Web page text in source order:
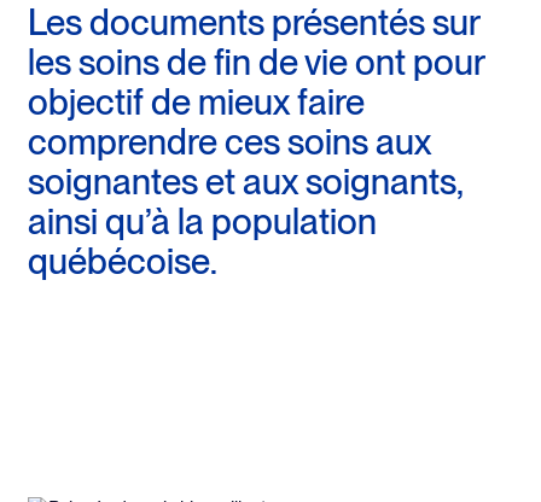
Les documents présentés sur
les soins de fin de vie ont pour
objectif de mieux faire
comprendre ces soins aux
soignantes et aux soignants,
ainsi qu’à la population
québécoise.